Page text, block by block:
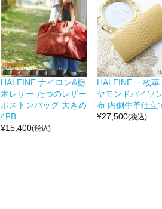
HALEINE ナイロン&栃
木レザー たつのレザー
ボストンバッグ 大きめ
4FB
¥15,400(税込)
HALEINE 一枚革
ヤモンドパイソ
布 内側牛革仕立
¥27,500(税込)